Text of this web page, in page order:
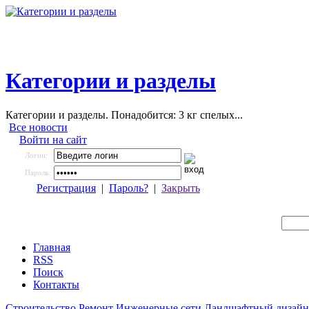
Категории и разделы
Категории и разделы. Понадобится: 3 кг спелых...
Все новости
Войти на сайт
Логин:
Пароль:
Регистрация | Пароль? | Закрыть
Главная
RSS
Поиск
Контакты